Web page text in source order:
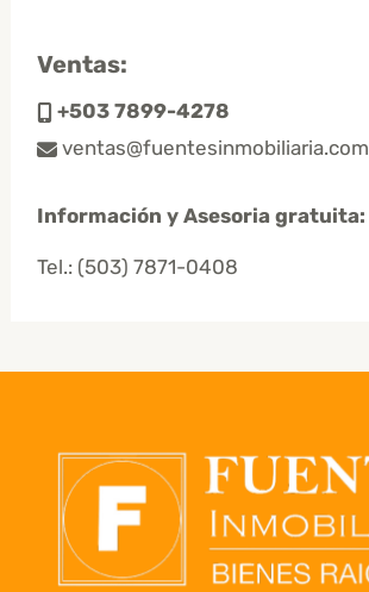
Ventas:
+503 7899-4278
ventas@fuentesinmobiliaria.com
Información y Asesoria gratuita:
Tel.: (503) 7871-0408